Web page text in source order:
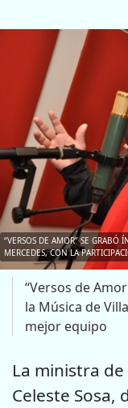
“VERSOS DE AMOR” SE GRABÓ
MERCEDES, CON LA
“Versos de
la Música de
mejor equipo
La ministra
Celeste Sosa,